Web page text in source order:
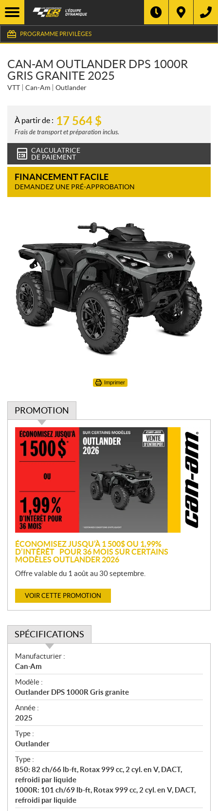
PROGRAMME PRIVILÈGES
CAN-AM OUTLANDER DPS 1000R
GRIS GRANITE 2025
VTT Can-Am Outlander
À partir de : 17 564 $
Frais de transport et préparation inclus.
CALCULATRICE
DE PAIEMENT
FINANCEMENT FACILE
DEMANDEZ UNE PRÉ-APPROBATION
Imprimer
PROMOTION
P
m
o
n
ÉCONOMISEZ JUSQU’À 1 500$ OU 1,99%
D’INTÉRÊT POUR 36 MOIS SUR CERTAINS
MODÈLES OUTLANDER 2026
Offre valable du 1 août au 30 septembre.
VOIR CETTE PROMOTION
SPÉCIFICATIONS
S
p
é
c
i
f
i
c
a
t
i
o
n
s
Manufacturier :
Can-Am
Modèle :
Outlander DPS 1000R Gris granite
Année :
2025
Type :
Outlander
Type :
850: 82 ch/66 lb-ft, Rotax 999 cc, 2 cyl. en V, DACT,
refroidi par liquide
1000R: 101 ch/69 lb-ft, Rotax 999 cc, 2 cyl. en V, DACT,
refroidi par liquide